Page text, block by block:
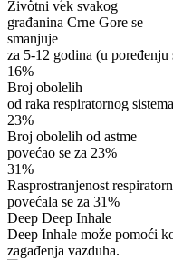
Životni vek svakog
građanina Crne Gore se
smanjuje
za 5-12 godina (u poređenju
16%
Broj obolelih
od raka respiratornog
23%
Broj obolelih od astme
povećao se za 23%
31%
Rasprostranjenost
povećala se za 31%
Deep Deep Inhale
Deep Inhale može pomoći
zagađenja vazduha.